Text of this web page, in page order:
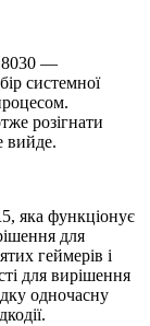
—
системної
розігнати
вийде.
яка функціонує
для
геймерів і
для вирішення
одночасну